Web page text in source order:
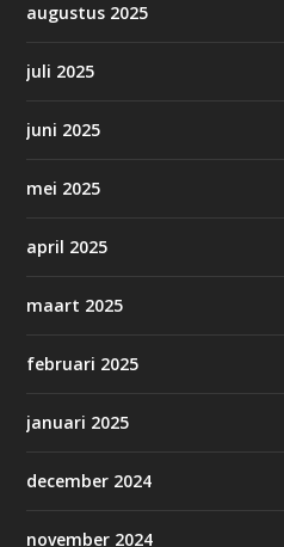
augustus 2025
juli 2025
juni 2025
mei 2025
april 2025
maart 2025
februari 2025
januari 2025
december 2024
november 2024